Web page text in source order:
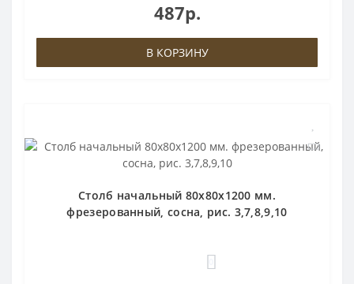
487р.
В КОРЗИНУ
Столб начальный 80х80х1200 мм.
фрезерованный, сосна, рис. 3,7,8,9,10